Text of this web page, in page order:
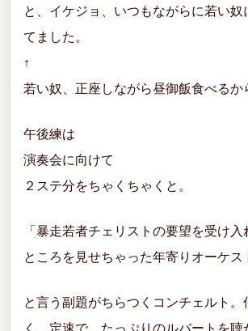
と、イケジョ、いつもながらに若い奴
てました。
↑
若い奴、正座しながら昼御飯食べるか
午後練は
演奏会に向けて
２ステ分をちゃくちゃくと。
「暴走若者チェリストの要望を受け
ところを見せちゃった年寄りオーケス
と言う副題がちらつくコンチェルト。
く、定速で、たっぷりのルバートを聴